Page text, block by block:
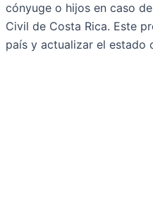
cónyuge o hijos en caso
Civil de Costa Rica. Este
país y actualizar el estado